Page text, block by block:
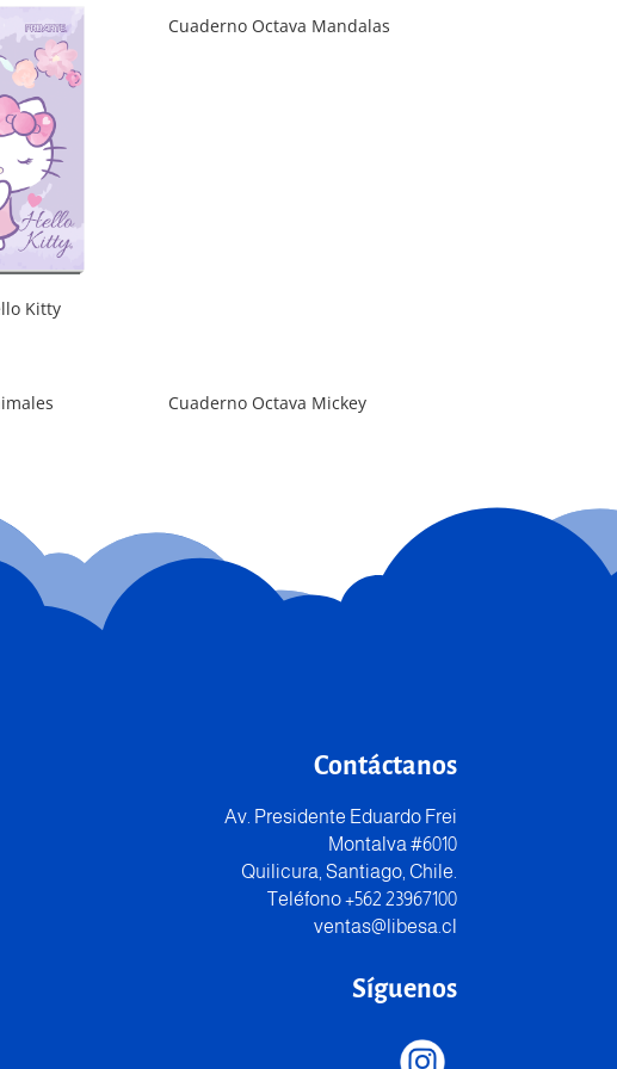
Kitty
Cuaderno Octava Mandalas
Cuaderno Octava Mickey
Contáctanos
Av. Presidente Eduardo Frei
Montalva #6010
Quilicura, Santiago, Chile.
Teléfono +562 23967100
ventas@libesa.cl
Síguenos